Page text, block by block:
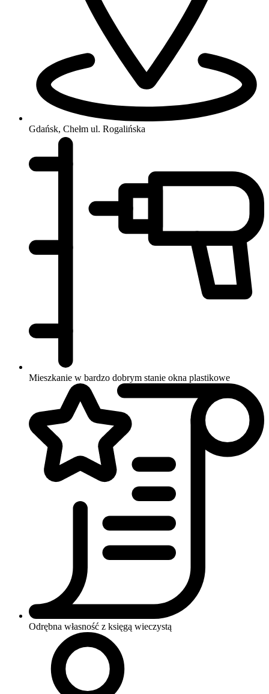
Gdańsk, Chełm ul. Rogalińska
Mieszkanie w bardzo dobrym stanie okna plastikowe
Odrębna własność z księgą wieczystą